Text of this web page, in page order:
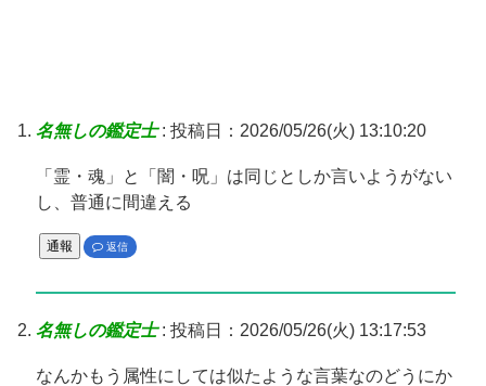
名無しの鑑定士: 投稿日：2026/05/26(火) 13:10:20
「霊・魂」と「闇・呪」は同じとしか言いようがない
し、普通に間違える
通報 返信
名無しの鑑定士: 投稿日：2026/05/26(火) 13:17:53
なんかもう属性にしては似たような言葉なのどうにか